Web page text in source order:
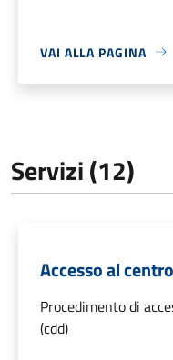
VAI ALLA PAGINA
Servizi (12)
Accesso al
Procedimento di
(cdd)